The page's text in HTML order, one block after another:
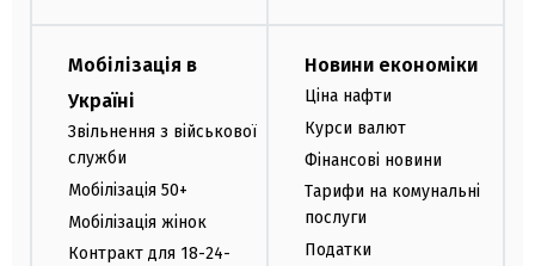
Мобілізація в
Україні
Звільнення з військової
служби
Мобілізація 50+
Мобілізація жінок
Контракт для 18-24-
Новини економіки
Ціна нафти
Курси валют
Фінансові новини
Тарифи на комунальні
послуги
Податки